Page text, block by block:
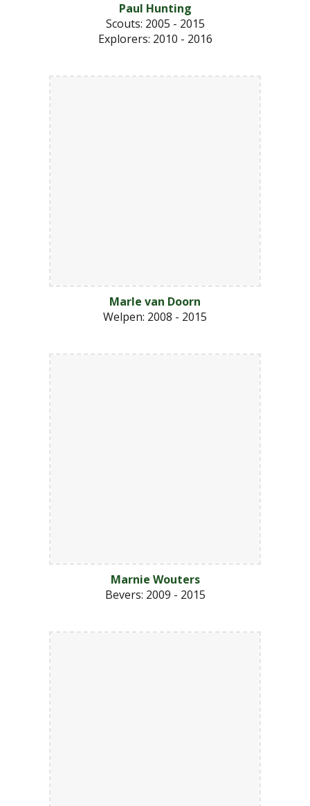
Paul Hunting
Scouts: 2005 - 2015
Explorers: 2010 - 2016
Marle van Doorn
Welpen: 2008 - 2015
Marnie Wouters
Bevers: 2009 - 2015